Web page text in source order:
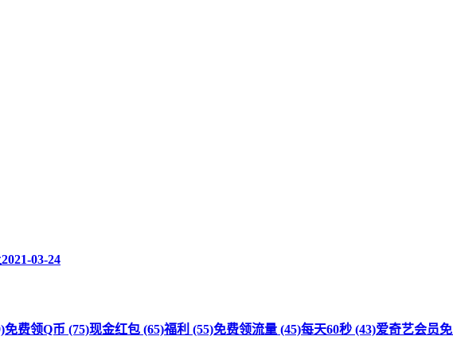
2021-03-24
免费领Q币 (75)现金红包 (65)福利 (55)免费领流量 (45)每天60秒 (43)爱奇艺会员